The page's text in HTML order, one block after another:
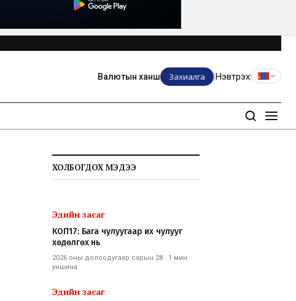
Валютын ханш Захиалга Нэвтрэх
ХОЛБОГДОХ МЭДЭЭ
Эдийн засаг
КОП17: Бага чулуугаар их чулууг
хөдөлгөх нь
2026 оны долоодугаар сарын 28 · 1 мин
уншина
Эдийн засаг